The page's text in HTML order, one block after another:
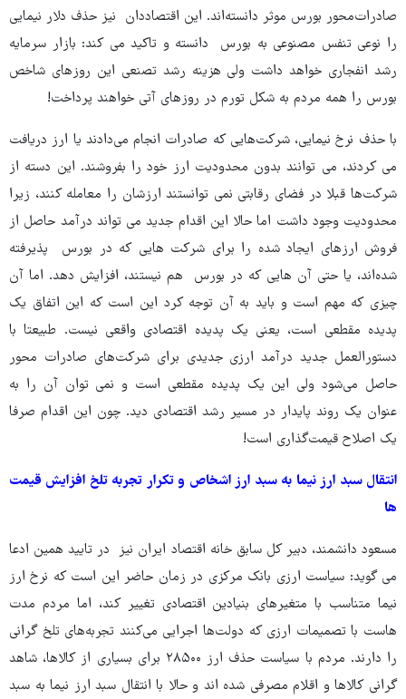
صادرات‌محور بورس موثر دانسته‌اند. این اقتصاددان نیز حذف دلار نیمایی
را نوعی تنفس مصنوعی به بورس دانسته و تاکید می کند: بازار سرمایه
رشد انفجاری خواهد داشت ولی هزینه رشد تصنعی این روزهای شاخص
بورس را همه مردم به شکل تورم در روزهای آتی خواهند پرداخت!
با حذف نرخ نیمایی، شرکت‌هایی که صادرات انجام می‌دادند یا ارز دریافت
می کردند، می توانند بدون محدودیت ارز خود را بفروشند. این دسته از
شرکت‌ها قبلا در فضای رقابتی نمی توانستند ارزشان را معامله کنند، زیرا
محدودیت وجود داشت اما حالا این اقدام جدید می تواند درآمد حاصل از
فروش ارزهای ایجاد شده را برای شرکت هایی که در بورس پذیرفته
شده‌اند، یا حتی آن هایی که در بورس هم نیستند، افزایش دهد. اما آن
چیزی که مهم است و باید به آن توجه کرد این است که این اتفاق یک
پدیده مقطعی است، یعنی یک پدیده اقتصادی واقعی نیست. طبیعتا با
دستورالعمل جدید درآمد ارزی جدیدی برای شرکت‌های صادرات محور
حاصل می‌شود ولی این یک پدیده مقطعی است و نمی توان آن را به
عنوان یک روند پایدار در مسیر رشد اقتصادی دید. چون این اقدام صرفا
یک اصلاح قیمت‌گذاری است!
انتقال سبد ارز نیما به سبد ارز اشخاص و تکرار تجربه تلخ افزایش قیمت
ها
مسعود دانشمند، دبیر کل سابق خانه اقتصاد ایران نیز در تایید همین ادعا
می گوید: سیاست ارزی بانک مرکزی در زمان حاضر این است که نرخ ارز
نیما متناسب با متغیرهای بنیادین اقتصادی تغییر کند، اما مردم مدت
هاست با تصمیمات ارزی که دولت‌ها اجرایی می‌کنند تجربه‌های تلخ گرانی
را دارند. مردم با سیاست حذف ارز ۲۸۵۰۰ برای بسیاری از کالاها، شاهد
گرانی کالاها و اقلام مصرفی شده اند و حالا با انتقال سبد ارز نیما به سبد